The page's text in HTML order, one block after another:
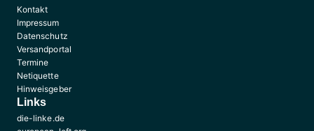
Kontakt
Impressum
Datenschutz
Versandportal
Termine
Netiquette
Hinweisgeber
Links
die-linke.de